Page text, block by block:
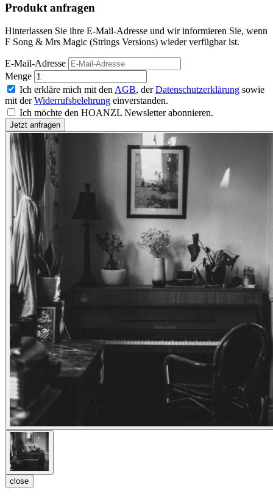
Produkt anfragen
Hinterlassen Sie ihre E-Mail-Adresse und wir informieren Sie, wenn
F Song & Mrs Magic (Strings Versions) wieder verfügbar ist.
E-Mail-Adresse
Menge
Ich erkläre mich mit den AGB, derDatenschutzerklärung sowie
mit derWiderrufsbelehrung einverstanden.
Ich möchte den HOANZL Newsletter abonnieren.
close